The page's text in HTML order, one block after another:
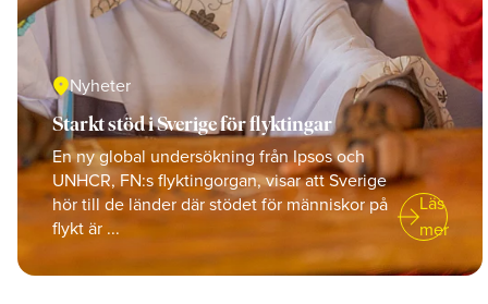
location_onNyheter
Starkt stöd i Sverige för flyktingar
En ny global undersökning från Ipsos och
UNHCR, FN:s flyktingorgan, visar att Sverige
hör till de länder där stödet för människor på
flykt är ...
arrow_right_altLäs
mer